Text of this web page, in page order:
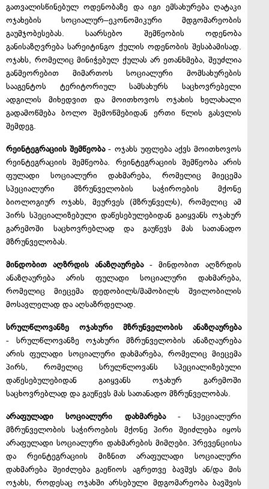
გათვალისწინებულ ოდენობაზე და იგი ემსახურება ღატაკი
ოჯახების სოციალურ–ეკონომიკური მდგომარეობის
გაუმჯობესებას. საარსებო შემწეობის ოდენობა
განისაზღვრება სარეიტინგო ქულის ოდენობის შესაბამისად.
ოჯახს, რომელიც მინიჭებულ ქულას არ ეთანხმება, შეუძლია
განმეორებით მიმართოს სოციალური მომსახურების
სააგენტოს ტერიტორიულ სამსახურს საცხოვრებელი
ადგილის მიხედვით და მოითხოვოს ოჯახის ხელახალი
გადამოწმება ბოლო შემოწმებიდან ერთი წლის გასვლის
შემდეგ.
რეინტეგრაციის შემწეობა- ოჯახს უფლება აქვს მოითხოვოს
რეინტეგრაციის შემწეობა. რეინტეგრაციის შემწეობა არის
ფულადი სოციალური დახმარება, რომელიც მიეცემა
სპეციალური მზრუნველობის საჭიროების მქონე
ბიოლოგიურ ოჯახს, მეურვეს (მზრუნველს), რომელიც ამ
პირს სპეციალიზებული დაწესებულებიდან გაიყვანს ოჯახურ
გარემოში საცხოვრებლად და გაუწევს მას სათანადო
მზრუნველობას.
მინდობით აღზრდის ანაზღაურება- მინდობით აღზრდის
ანაზღაურება არის ფულადი სოციალური დახმარება,
რომელიც მიეცემა დედობილს/მამობილს შვილობილის
მოსავლელად და აღსაზრდელად.
სრულწლოვანზე ოჯახური მზრუნველობის ანაზღაურება
- სრულწლოვანზე ოჯახური მზრუნველობის ანაზღაურება
არის ფულადი სოციალური დახმარება, რომელიც მიეცემა
პირს, რომელიც სრულწლოვანს სპეციალიზებული
დაწესებულებიდან გაიყვანს ოჯახურ გარემოში
საცხოვრებლად და გაუწევს მას სათანადო მზრუნველობას.
არაფულადი სოციალური დახმარება- სპეციალური
მზრუნველობის საჭიროების მქონე პირი შეიძლება იყოს
არაფულადი სოციალური დახმარების მიმღები. პრევენციისა
და რეინტეგრაციის მიზნით არაფულადი სოციალური
დახმარება შეიძლება გაეწიოს აგრეთვე ბავშვს ან/და მის
ოჯახს, როდესაც ოჯახში არსებული მდგომარეობა ბავშვის